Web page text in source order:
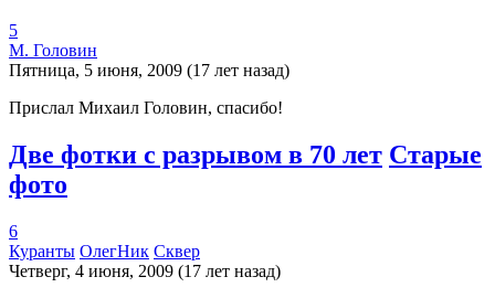
5
М. Головин
Пятница, 5 июня, 2009 (17 лет назад)
Прислал Михаил Головин, спасибо!
Две фотки с разрывом в 70 лет Старые
фото
6
Куранты ОлегНик Сквер
Четверг, 4 июня, 2009 (17 лет назад)